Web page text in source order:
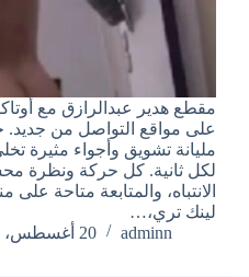
مقطع هدير عبدالرازق مع
على مواقع التواصل من جديد.
مليانة تشويق وأجواء مثيرة
لكل ثانية. كل حركة ونظرة
الانتباه، والمتابعة متاحة
لينك تري،…
adminn
20 أغسطس، 2025